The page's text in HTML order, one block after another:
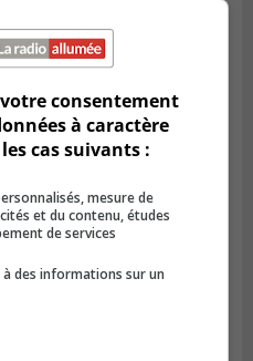
au pont S.-De
consentement
à caractère
cas suivants :
mesure de
et du contenu, études
de services
des informations sur un